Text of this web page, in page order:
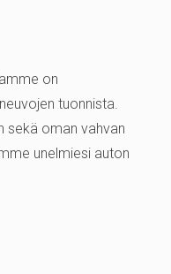
on
tuonnista.
sekä oman vahvan
unelmiesi auton